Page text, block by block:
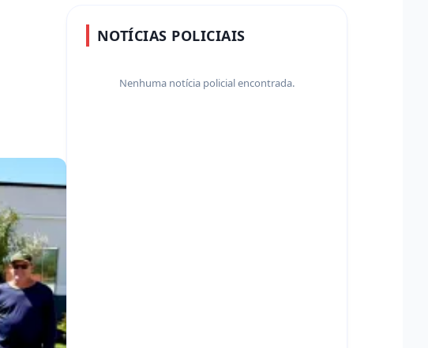
NOTÍCIAS POLICIAIS
Nenhuma notícia policial encontrada.